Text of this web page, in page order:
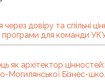
через довіру та спільні
програми для команди
як архітектор
Могилянської Бізнес-